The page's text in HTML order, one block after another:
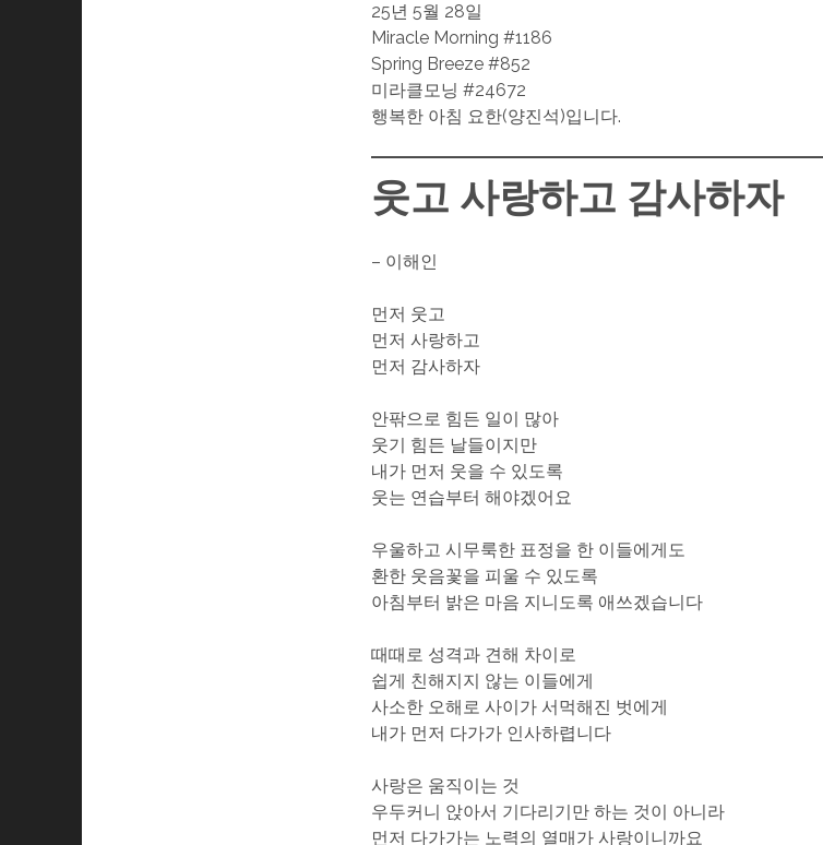
25년 5월 28일
Miracle Morning #1186
Spring Breeze #852
미라클모닝 #24672
행복한 아침 요한(양진석)입니다.
웃고 사랑하고 감사하자
– 이해인
먼저 웃고
먼저 사랑하고
먼저 감사하자
안팎으로 힘든 일이 많아
웃기 힘든 날들이지만
내가 먼저 웃을 수 있도록
웃는 연습부터 해야겠어요
우울하고 시무룩한 표정을 한 이들에게도
환한 웃음꽃을 피울 수 있도록
아침부터 밝은 마음 지니도록 애쓰겠습니다
때때로 성격과 견해 차이로
쉽게 친해지지 않는 이들에게
사소한 오해로 사이가 서먹해진 벗에게
내가 먼저 다가가 인사하렵니다
사랑은 움직이는 것
우두커니 앉아서 기다리기만 하는 것이 아니라
먼저 다가가는 노력의 열매가 사랑이니까요